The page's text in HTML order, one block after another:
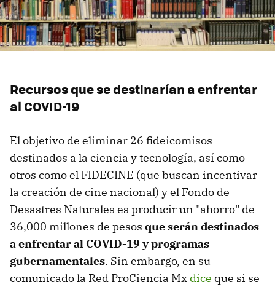
Recursos que se destinarían a enfrentar
al COVID-19
El objetivo de eliminar 26 fideicomisos
destinados a la ciencia y tecnología, así como
otros como el FIDECINE (que buscan incentivar
la creación de cine nacional) y el Fondo de
Desastres Naturales es producir un "ahorro" de
36,000 millones de pesos que serán destinados
a enfrentar al COVID-19 y programas
gubernamentales. Sin embargo, en su
comunicado la Red ProCiencia Mx dice que si se